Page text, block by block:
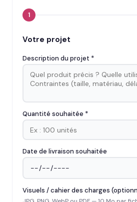
1
Votre projet
Description du projet *
Quantité souhaitée *
Date de livraison souhaitée
Visuels / cahier des charges